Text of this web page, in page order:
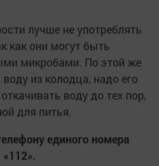
лучше не употреблять
как они могут быть
микробами. По этой же
из колодца, надо его
воду до тех пор,
для питья.
единого номера